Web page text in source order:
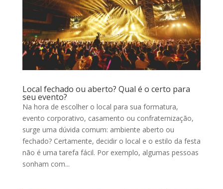
Local fechado ou aberto? Qual é o certo para
seu evento?
Na hora de escolher o local para sua formatura,
evento corporativo, casamento ou confraternização,
surge uma dúvida comum: ambiente aberto ou
fechado? Certamente, decidir o local e o estilo da festa
não é uma tarefa fácil. Por exemplo, algumas pessoas
sonham com...